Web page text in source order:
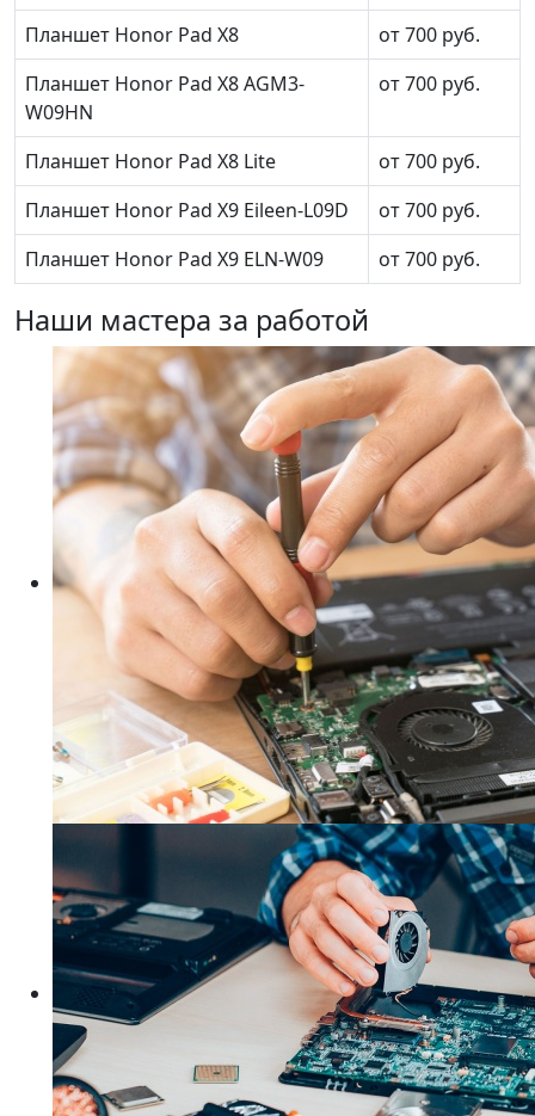
Планшет Honor Pad X8
от 700 руб.
Планшет Honor Pad X8 AGM3-
W09HN
от 700 руб.
Планшет Honor Pad X8 Lite
от 700 руб.
Планшет Honor Pad X9 Eileen-L09D
от 700 руб.
Планшет Honor Pad X9 ELN-W09
от 700 руб.
Наши мастера за работой